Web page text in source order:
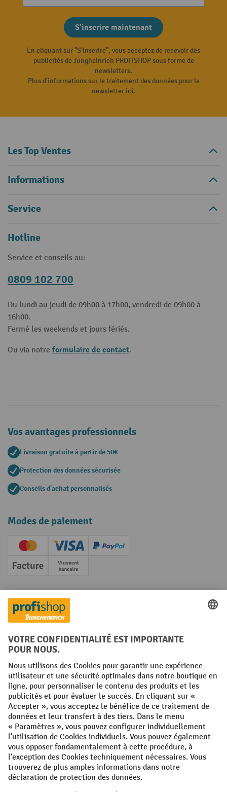
S'inscrire maintenant
En cliquant sur "S'inscrire", vous acceptez de recevoir des
publicités de Jungheinrich PROFISHOP sous forme de
newsletters.
Plus d'informations sur le traitement des données pour la
newsletterici.
Les Top Ventes
Informations
Service
Hotline
Service et conseils au:
0809 102 700
Du lundi au jeudi de 09h00 à 17h00, vendredi de 09h00 à
16h00.
Fermé les weekends et jours fériés.
Ou via notre formulaire de contact.
Vos avantages professionnels
Livraison gratuite à partir de 50€
Protection des données sécurisée
Conseils d'achat personnalisés
Modes de paiement
Creditcard (Master)Creditcard (Visa)
PayPal
Facture Paiement anticipé
Réseaux sociaux
Facebook
YouTube
LinkedInInstagram
Conditions générales Mentions légales
Protection des Données Politique de cookies
All prices excl. VAT plusshipping costsand possible delivery charges,
if not stated otherwise.
¹ La remise est valable jusqu'à épuisement des stocks. La remise ne
s'applique pas aux prix spéciaux. Il n'est pas possible de le combiner
avec d'autres réductions en pourcentage ou bons de réduction. | ² Une
réduction unique est offerte lors de la première inscription à la